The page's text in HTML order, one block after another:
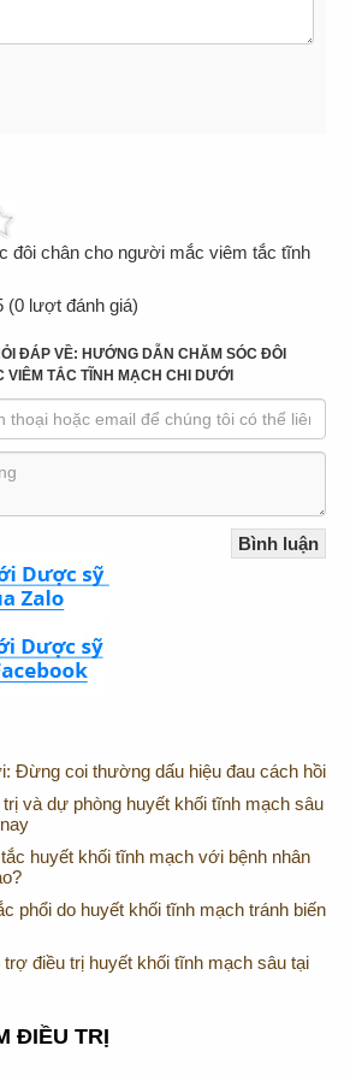
đôi chân cho người mắc viêm tắc tĩnh
(0 lượt đánh giá)
ĐÁP VỀ: HƯỚNG DẪN CHĂM SÓC ĐÔI
TẮC TĨNH MẠCH CHI DƯỚI
Đừng coi thường dấu hiệu đau cách hồi
và dự phòng huyết khối tĩnh mạch sâu
huyết khối tĩnh mạch với bệnh nhân
phổi do huyết khối tĩnh mạch tránh biến
trợ điều trị huyết khối tĩnh mạch sâu tại
ĐIỀU TRỊ